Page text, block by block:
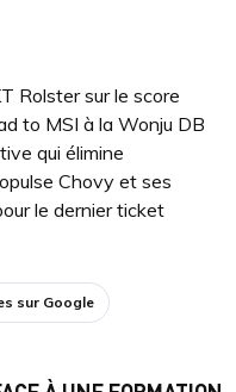
Rolster sur le score
to MSI à la Wonju DB
qui élimine
Chovy et ses
le dernier ticket
sur Google